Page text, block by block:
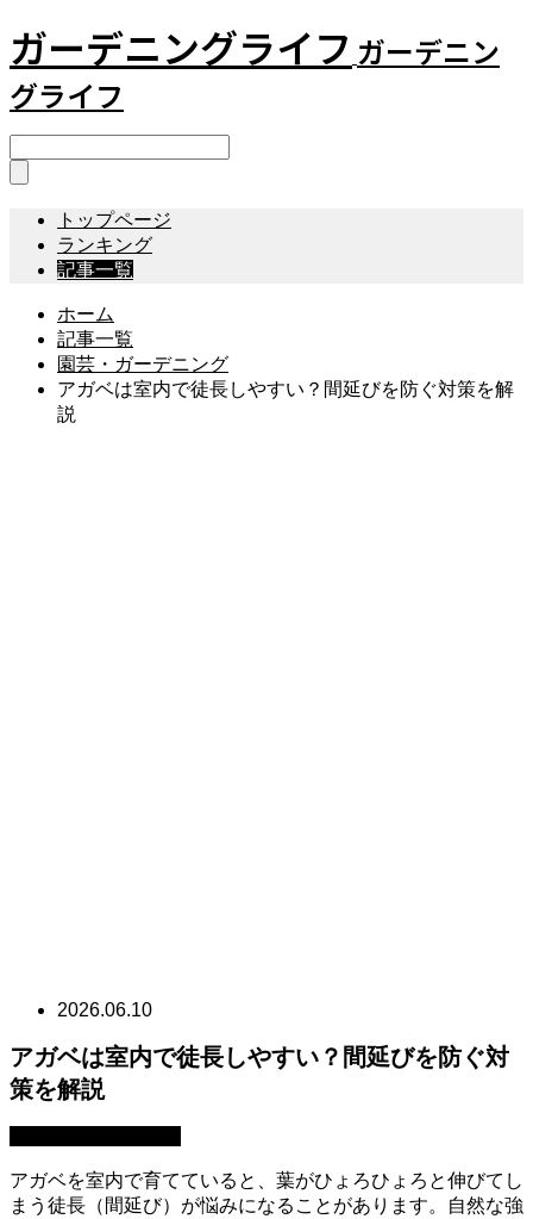
ガーデニングライフ ガーデニン
グライフ
トップページ
ランキング
記事一覧
ホーム
記事一覧
園芸・ガーデニング
アガベは室内で徒長しやすい？間延びを防ぐ対策を解
説
2026.06.10
アガベは室内で徒長しやすい？間延びを防ぐ対
策を解説
アガベを室内で育てていると、葉がひょろひょろと伸びてし
まう徒長（間延び）が悩みになることがあります。自然な強